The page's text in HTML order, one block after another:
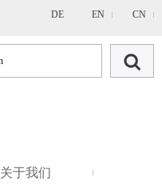
CN
EN
DE
关于我们